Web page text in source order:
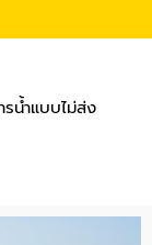
น้ำแบบไม่ส่ง